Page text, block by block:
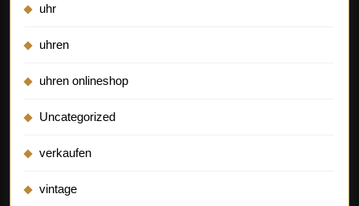
uhr
uhren
uhren onlineshop
Uncategorized
verkaufen
vintage